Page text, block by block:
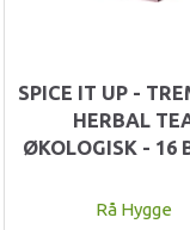
SPICE IT UP -
HERBAL
ØKOLOGISK - 16
Rå Hygge